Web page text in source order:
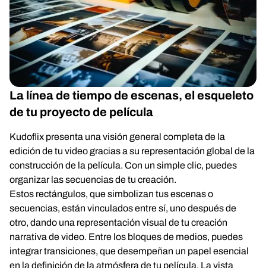
La línea de tiempo de escenas, el esqueleto
de tu proyecto de película
Kudoflix presenta una visión general completa de la
edición de tu video gracias a su representación global de la
construcción de la película. Con un simple clic, puedes
organizar las secuencias de tu creación.
Estos rectángulos, que simbolizan tus escenas o
secuencias, están vinculados entre sí, uno después de
otro, dando una representación visual de tu creación
narrativa de video. Entre los bloques de medios, puedes
integrar transiciones, que desempeñan un papel esencial
en la definición de la atmósfera de tu película. La vista